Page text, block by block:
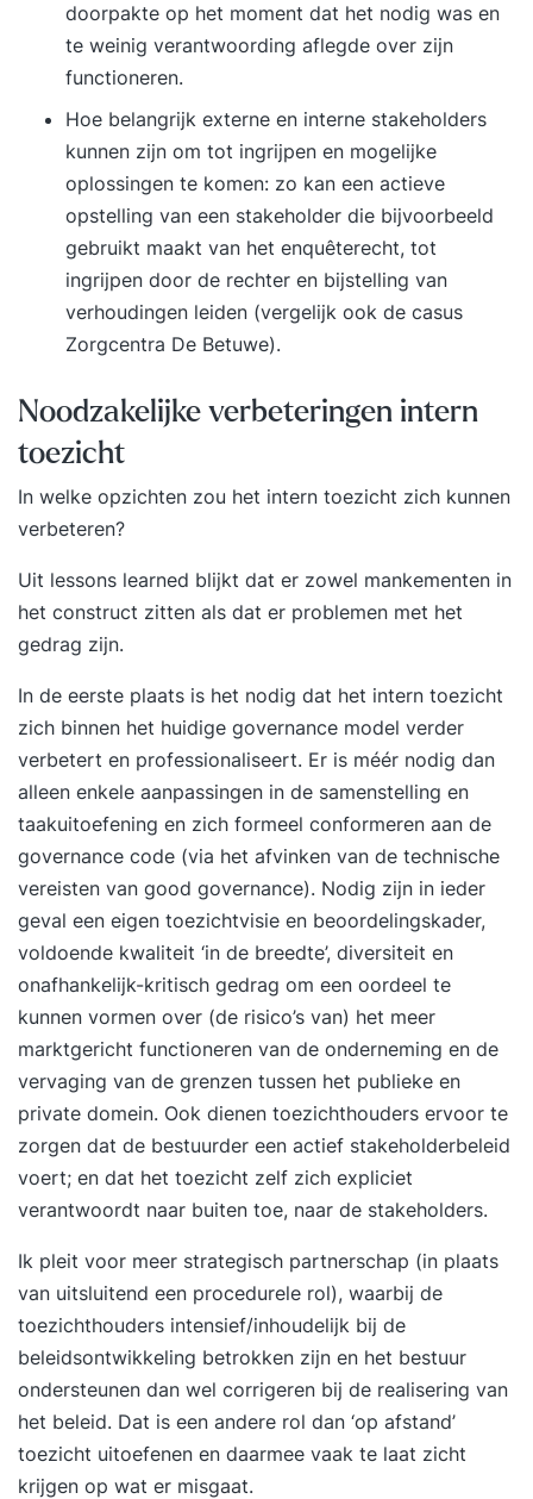
doorpakte op het moment dat het nodig was en
te weinig verantwoording aflegde over zijn
functioneren.
Hoe belangrijk externe en interne stakeholders
kunnen zijn om tot ingrijpen en mogelijke
oplossingen te komen: zo kan een actieve
opstelling van een stakeholder die bijvoorbeeld
gebruikt maakt van het enquêterecht, tot
ingrijpen door de rechter en bijstelling van
verhoudingen leiden (vergelijk ook de casus
Zorgcentra De Betuwe).
Noodzakelijke verbeteringen intern
toezicht
In welke opzichten zou het intern toezicht zich kunnen
verbeteren?
Uit lessons learned blijkt dat er zowel mankementen in
het construct zitten als dat er problemen met het
gedrag zijn.
In de eerste plaats is het nodig dat het intern toezicht
zich binnen het huidige governance model verder
verbetert en professionaliseert. Er is méér nodig dan
alleen enkele aanpassingen in de samenstelling en
taakuitoefening en zich formeel conformeren aan de
governance code (via het afvinken van de technische
vereisten van good governance). Nodig zijn in ieder
geval een eigen toezichtvisie en beoordelingskader,
voldoende kwaliteit ‘in de breedte’, diversiteit en
onafhankelijk-kritisch gedrag om een oordeel te
kunnen vormen over (de risico’s van) het meer
marktgericht functioneren van de onderneming en de
vervaging van de grenzen tussen het publieke en
private domein. Ook dienen toezichthouders ervoor te
zorgen dat de bestuurder een actief stakeholderbeleid
voert; en dat het toezicht zelf zich expliciet
verantwoordt naar buiten toe, naar de stakeholders.
Ik pleit voor meer strategisch partnerschap (in plaats
van uitsluitend een procedurele rol), waarbij de
toezichthouders intensief/inhoudelijk bij de
beleidsontwikkeling betrokken zijn en het bestuur
ondersteunen dan wel corrigeren bij de realisering van
het beleid. Dat is een andere rol dan ‘op afstand’
toezicht uitoefenen en daarmee vaak te laat zicht
krijgen op wat er misgaat.